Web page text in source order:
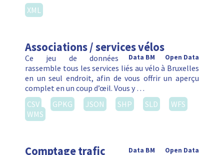
XML
Associations / services vélos
Open Data
Data BM
Ce jeu de données
rassemble tous les services liés au vélo à Bruxelles
en un seul endroit, afin de vous offrir un aperçu
complet en un coup d’œil. Vous y …
CSV
GPKG JSON SHP SLD
WFS
WMS
Comptage trafic Open Data
Data BM